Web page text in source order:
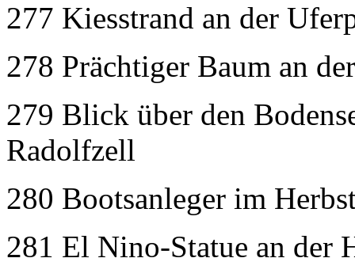
277 Kiesstrand an der
278 Prächtiger Baum an
279 Blick über den
Radolfzell
280 Bootsanleger im
281 El Nino-Statue an der